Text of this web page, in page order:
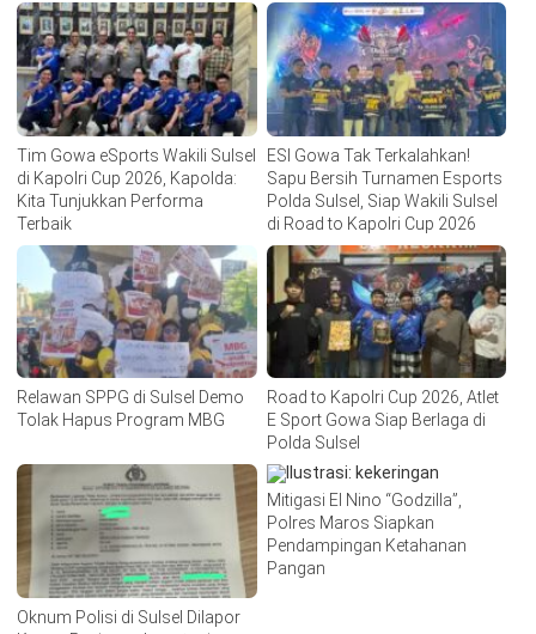
Tim Gowa eSports Wakili Sulsel
di Kapolri Cup 2026, Kapolda:
Kita Tunjukkan Performa
Terbaik
ESI Gowa Tak Terkalahkan!
Sapu Bersih Turnamen Esports
Polda Sulsel, Siap Wakili Sulsel
di Road to Kapolri Cup 2026
Relawan SPPG di Sulsel Demo
Tolak Hapus Program MBG
Road to Kapolri Cup 2026, Atlet
E Sport Gowa Siap Berlaga di
Polda Sulsel
Oknum Polisi di Sulsel Dilapor
Mitigasi El Nino “Godzilla”,
Polres Maros Siapkan
Pendampingan Ketahanan
Pangan